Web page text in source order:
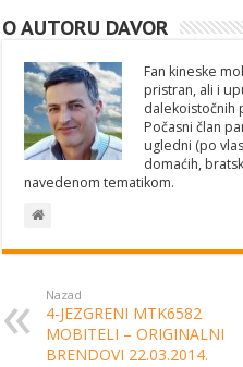
O AUTORU DAVOR
Fan kineske
pristran, ali i
dalekoistočnih
Počasni član
ugledni (po
domaćih,
navedenom tematikom.
Nazad
4-JEZGRENI MTK6582
MOBITELI – ORIGINALNI
BRENDOVI 22.03.2014.